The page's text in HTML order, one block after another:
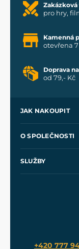
Zakázková
pro hry,
Kamenná
otevřena
Doprava
od 79,- Kč
JAK NAKOUPIT
Velkoobchod
O SPOLEČNOSTI
SLUŽBY
Meče pro
+420 777